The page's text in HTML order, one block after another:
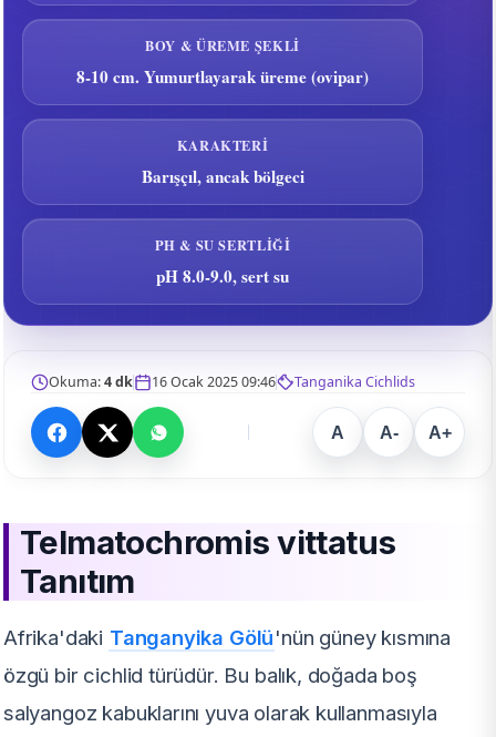
BOY & ÜREME ŞEKLI
8-10 cm. Yumurtlayarak üreme (ovipar)
KARAKTERI
Barışçıl, ancak bölgeci
PH & SU SERTLIĞI
pH 8.0-9.0, sert su
Okuma:4 dk 16 Ocak 2025 09:46 Tanganika Cichlids
A A- A+
Telmatochromis vittatus
Tanıtım
Afrika'daki Tanganyika Gölü'nün güney kısmına
özgü bir cichlid türüdür. Bu balık, doğada boş
salyangoz kabuklarını yuva olarak kullanmasıyla